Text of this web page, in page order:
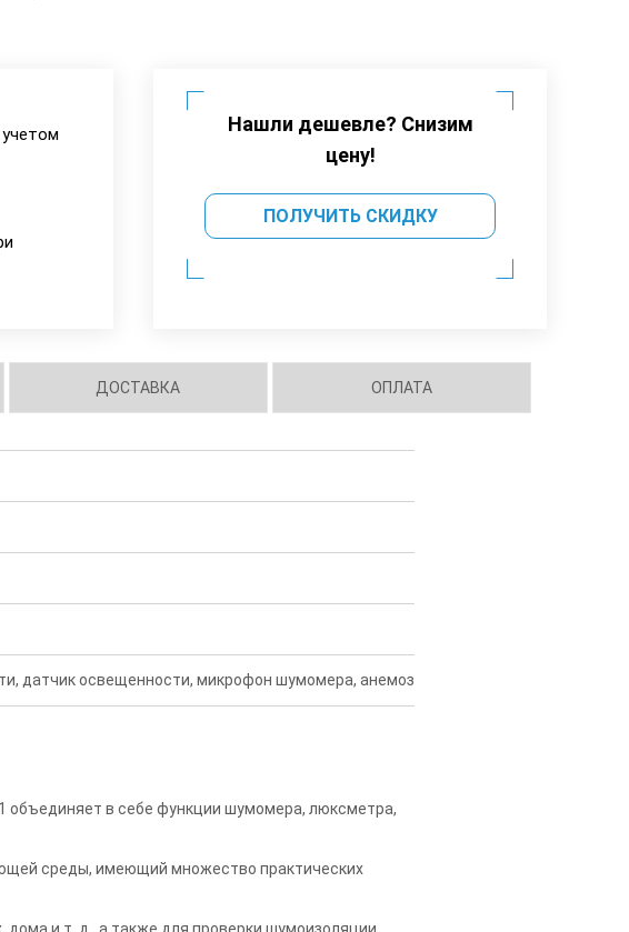
Нашли дешевле? Снизим
цену!
ПОЛУЧИТЬ СКИДКУ
ДОСТАВКА ОПЛАТА
датчик освещенности, микрофон шумомера, анемозонд и подарочная коробка
объединяет в себе функции шумомера, люксметра,
среды, имеющий множество практических
и т. д., а также для проверки шумоизоляции